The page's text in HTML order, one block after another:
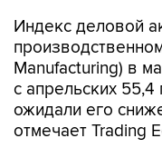
Индекс деловой
Manufacturing) в
с апрельских
ожидали его
отмечает Trading